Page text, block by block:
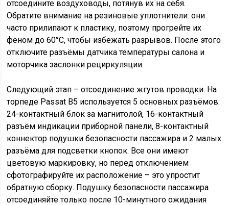
отсоедините воздуховоды, потянув их на себя.
Обратите внимание на резиновые уплотнители: они
часто прилипают к пластику, поэтому прогрейте их
феном до 60°C, чтобы избежать разрывов. После этого
отключите разъёмы датчика температуры салона и
моторчика заслонки рециркуляции.
Следующий этап – отсоединение жгутов проводки. На
торпеде Passat B5 используется 5 основных разъёмов:
24-контактный блок за магнитолой, 16-контактный
разъём индикации приборной панели, 8-контактный
коннектор подушки безопасности пассажира и 2 малых
разъёма для подсветки кнопок. Все они имеют
цветовую маркировку, но перед отключением
сфотографируйте их расположение – это упростит
обратную сборку. Подушку безопасности пассажира
отсоединяйте только после 10-минутного ожидания